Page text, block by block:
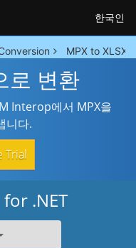
한국인
MPX to XLSX
로 변환
Interop에서 MPX을
니다.
Trial
for .NET